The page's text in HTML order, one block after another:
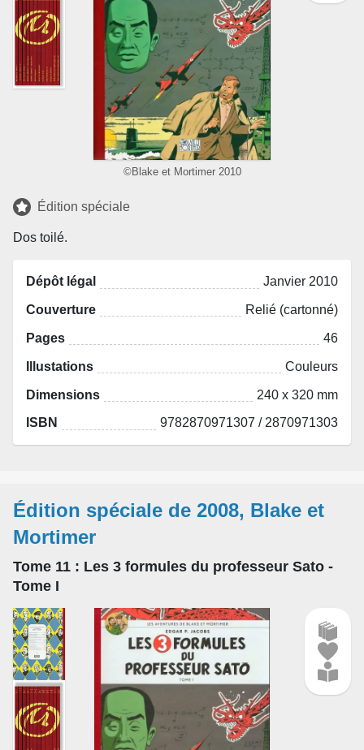
©Blake et Mortimer 2010
Édition spéciale
Dos toilé.
Dépôt légal Janvier 2010
Couverture Relié (cartonné)
Pages 46
Illustations Couleurs
Dimensions 240 x 320 mm
ISBN 9782870971307 / 2870971303
Édition spéciale de 2008, Blake et
Mortimer
Tome 11 : Les 3 formules du professeur Sato -
Tome I